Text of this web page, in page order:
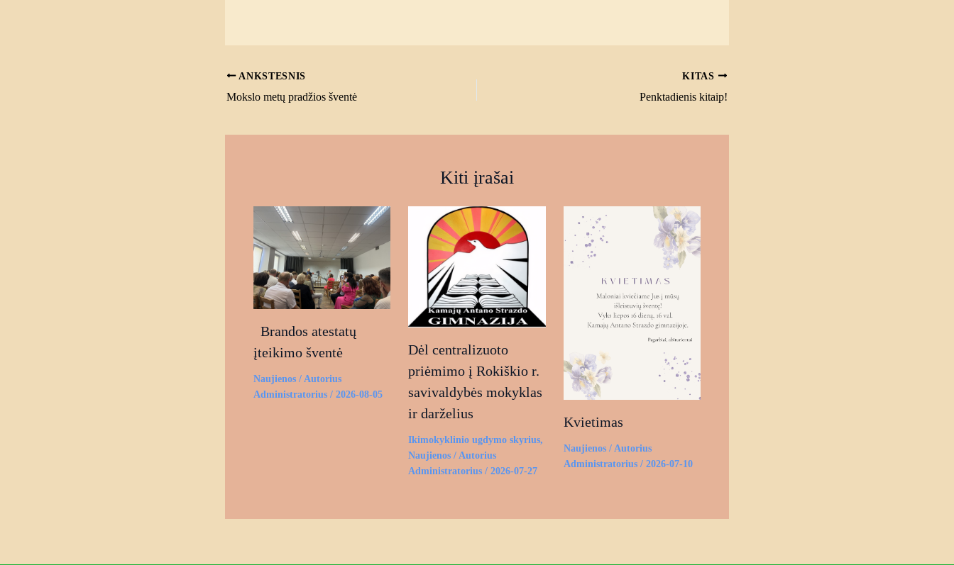
ANKSTESNIS
Mokslo metų pradžios šventė
KITAS
Penktadienis kitaip!
Kiti įrašai
Brandos atestatų
įteikimo šventė
Naujienos / Autorius
Administratorius / 2026-08-05
Dėl centralizuoto
priėmimo į Rokiškio r.
savivaldybės mokyklas
ir darželius
Ikimokyklinio ugdymo skyrius,
Naujienos / Autorius
Administratorius/2026-07-27
Kvietimas
Naujienos/ Autorius
Administratorius / 2026-07-10